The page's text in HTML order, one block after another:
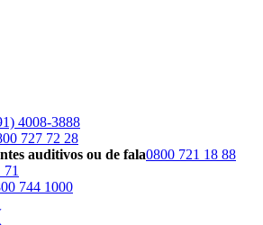
4008-3888
727 72 28
auditivos ou de fala0800 721 18 88
744 1000